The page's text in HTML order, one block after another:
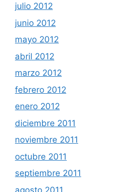
julio 2012
junio 2012
mayo 2012
abril 2012
marzo 2012
febrero 2012
enero 2012
diciembre 2011
noviembre 2011
octubre 2011
septiembre 2011
agosto 2011